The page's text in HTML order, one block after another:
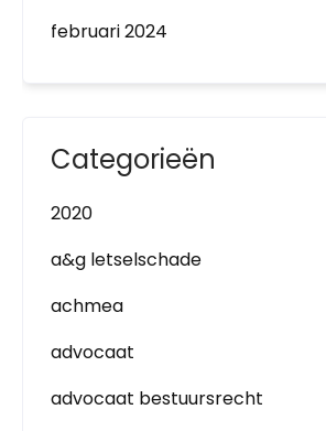
februari 2024
Categorieën
2020
a&g letselschade
achmea
advocaat
advocaat bestuursrecht